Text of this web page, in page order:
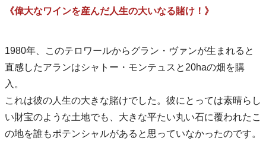
《偉大なワインを産んだ人生の大いなる賭け！》
1980年、このテロワールからグラン・ヴァンが生まれると
直感したアランはシャトー・モンテュスと20haの畑を購
入。
これは彼の人生の大きな賭けでした。彼にとっては素晴らし
い財宝のような土地でも、大きな平たい丸い石に覆われたこ
の地を誰もポテンシャルがあると思っていなかったのです。